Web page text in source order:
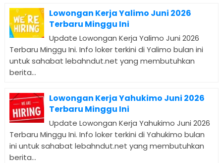
Lowongan Kerja Yalimo Juni 2026
Terbaru Minggu Ini
Update Lowongan Kerja Yalimo Juni 2026
Terbaru Minggu Ini. Info loker terkini di Yalimo bulan ini
untuk sahabat lebahndut.net yang membutuhkan
berita...
Lowongan Kerja Yahukimo Juni 2026
Terbaru Minggu Ini
Update Lowongan Kerja Yahukimo Juni 2026
Terbaru Minggu Ini. Info loker terkini di Yahukimo bulan
ini untuk sahabat lebahndut.net yang membutuhkan
berita...